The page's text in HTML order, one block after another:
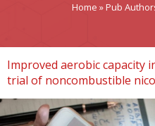
Home »Pub
Improved aerobic capacity
trial of noncombustible